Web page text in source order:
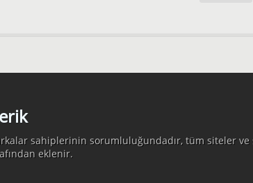
sahiplerinin sorumluluğundadır, tüm siteler ve
eklenir.